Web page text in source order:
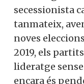
secessionista
tanmateix,
noves
2019, els
lideratge
encara és